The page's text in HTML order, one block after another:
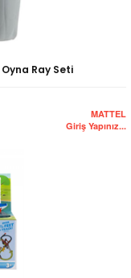
Ray Seti
MATTEL
Giriş Yapınız...